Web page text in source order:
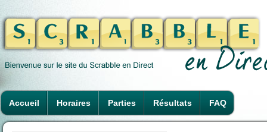
Accueil Horaires Parties Résultats FAQ